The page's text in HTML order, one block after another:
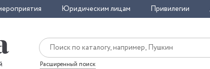
Юридическим лицам Привилегии
Расширенный поиск